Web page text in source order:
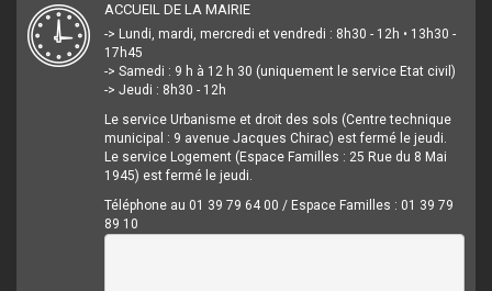
ACCUEIL DE LA MAIRIE
-> Lundi, mardi, mercredi et vendredi : 8h30 - 12h • 13h30 -
17h45
-> Samedi : 9 h à 12 h 30 (uniquement le service Etat civil)
-> Jeudi : 8h30 - 12h
Le service Urbanisme et droit des sols (Centre technique
municipal : 9 avenue Jacques Chirac) est fermé le jeudi.
Le service Logement (Espace Familles : 25 Rue du 8 Mai
1945) est fermé le jeudi.
Téléphone au 01 39 79 64 00 / Espace Familles : 01 39 79
89 10